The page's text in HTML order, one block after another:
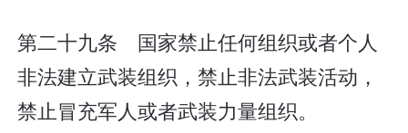
第二十九条 国家禁止任何组织或者个人
非法建立武装组织，禁止非法武装活动，
禁止冒充军人或者武装力量组织。